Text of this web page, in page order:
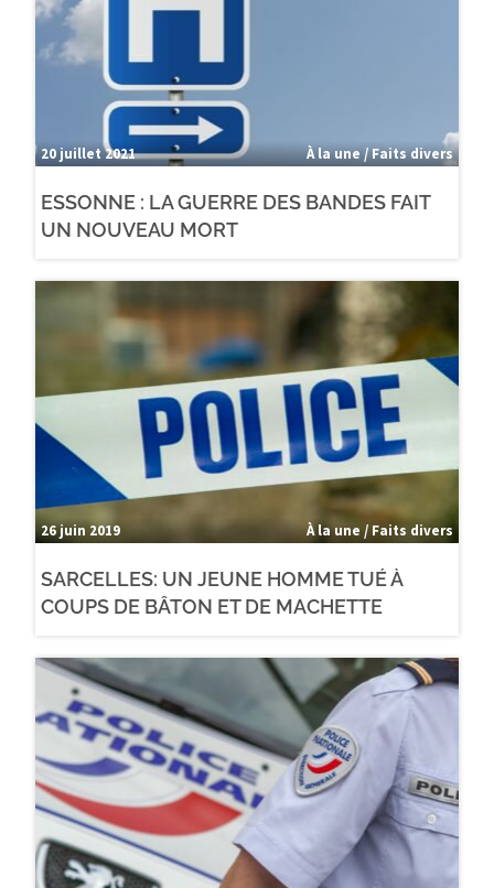
20 juillet 2021 À la une / Faits divers
ESSONNE : LA GUERRE DES BANDES FAIT
UN NOUVEAU MORT
26 juin 2019 À la une / Faits divers
SARCELLES: UN JEUNE HOMME TUÉ À
COUPS DE BÂTON ET DE MACHETTE